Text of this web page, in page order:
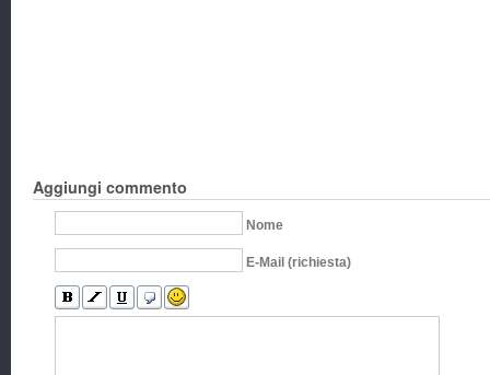
Aggiungi commento
Nome
E-Mail (richiesta)